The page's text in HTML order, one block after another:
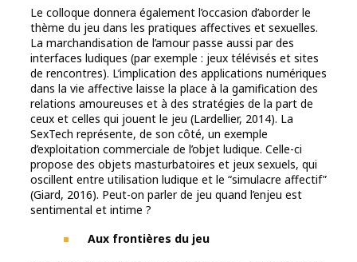
Le colloque donnera également l’occasion d’aborder le
thème du jeu dans les pratiques affectives et sexuelles.
La marchandisation de l’amour passe aussi par des
interfaces ludiques (par exemple : jeux télévisés et sites
de rencontres). L’implication des applications numériques
dans la vie affective laisse la place à la gamification des
relations amoureuses et à des stratégies de la part de
ceux et celles qui jouent le jeu (Lardellier, 2014). La
SexTech représente, de son côté, un exemple
d’exploitation commerciale de l’objet ludique. Celle-ci
propose des objets masturbatoires et jeux sexuels, qui
oscillent entre utilisation ludique et le “simulacre affectif”
(Giard, 2016). Peut-on parler de jeu quand l’enjeu est
sentimental et intime ?
Aux frontières du jeu